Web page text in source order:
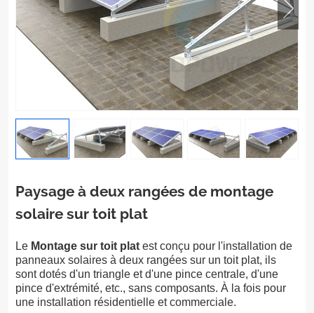
Paysage à deux rangées de montage
solaire sur toit plat
Le Montage sur toit plat est conçu pour l'installation de
panneaux solaires à deux rangées sur un toit plat, ils
sont dotés d'un triangle et d'une pince centrale, d'une
pince d'extrémité, etc., sans composants. À la fois pour
une installation résidentielle et commerciale.